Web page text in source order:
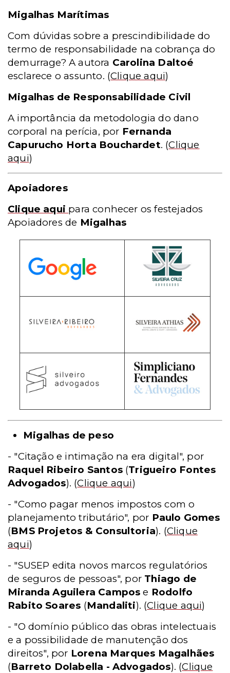
Migalhas Marítimas
Com dúvidas sobre a prescindibilidade do
termo de responsabilidade na cobrança do
demurrage? A autora Carolina Daltoé
esclarece o assunto. (Clique aqui)
Migalhas de Responsabilidade Civil
A importância da metodologia do dano
corporal na perícia, por Fernanda
Capurucho Horta Bouchardet. (Clique
aqui)
Apoiadores
Clique aqui para conhecer os festejados
Apoiadores de Migalhas
Migalhas de peso
- "Citação e intimação na era digital", por
Raquel Ribeiro Santos(Trigueiro Fontes
Advogados). (Clique aqui)
- "Como pagar menos impostos com o
planejamento tributário", por Paulo Gomes
(BMS Projetos & Consultoria). (Clique
aqui)
- "SUSEP edita novos marcos regulatórios
de seguros de pessoas", por Thiago de
Miranda Aguilera Campos e Rodolfo
Rabito Soares (Mandaliti). (Clique aqui)
- "O domínio público das obras intelectuais
e a possibilidade de manutenção dos
direitos", por Lorena Marques Magalhães
(Barreto Dolabella - Advogados). (Clique